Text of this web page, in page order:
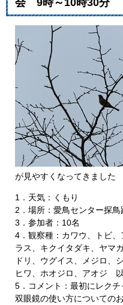
が見やすくなってきました
1．天気：くもり
2．場所：愛鳥センター探鳥
3．参加者：10名
4．観察種：カワウ、トビ
ラス、キクイタダキ、ヤマ
ドリ、ウグイス、メジロ、
ヒワ、ホオジロ、アオジ
5．コメント：最初にレク
双眼鏡の使い方についての